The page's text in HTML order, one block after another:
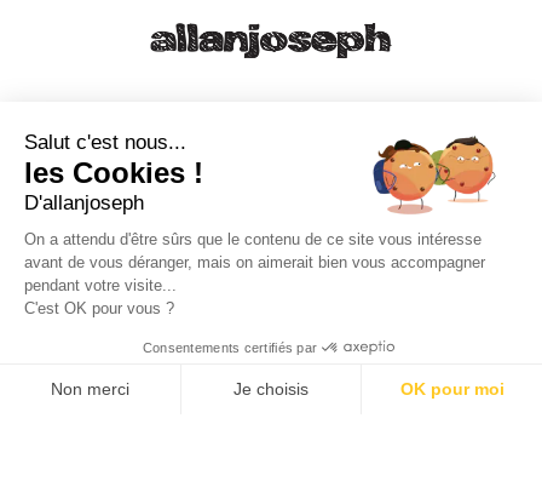
49, RUE FRANCIS DAVSO - 13001 MARSEILLE
eshop@allanjoseph.com
Salut c'est nous...
les Cookies !
D'allanjoseph
On a attendu d'être sûrs que le contenu de ce site vous intéresse
avant de vous déranger, mais on aimerait bien vous accompagner
pendant votre visite...
C'est OK pour vous ?
Consentements certifiés par
Non merci Je choisis OK pour moi